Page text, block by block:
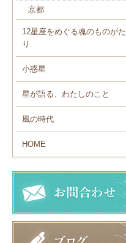
京都
12星座をめぐる魂のものがた
り
小惑星
星が語る、わたしのこと
風の時代
HOME